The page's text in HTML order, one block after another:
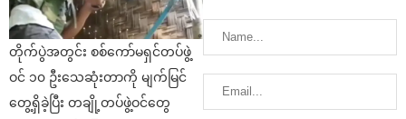
တိုက်ပွဲအတွင်း စစ်ကော်မရှင်တပ်ဖွဲ့
ဝင် ၁၀ ဦးသေဆုံးတာကို မျက်မြင်
တွေ့ရှိခဲ့ပြီး တချို့တပ်ဖွဲ့ဝင်တွေ